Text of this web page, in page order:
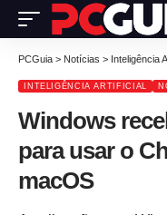
PCGuia > Notícias > Inteligência
INTELIGÊNCIA ARTIFICIAL
Windows
para usar o
macOS